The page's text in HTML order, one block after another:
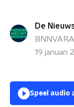
De
BNNVARA
19 januari
Speel audio